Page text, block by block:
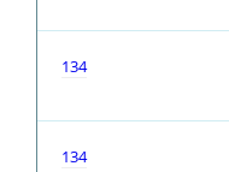
134
134